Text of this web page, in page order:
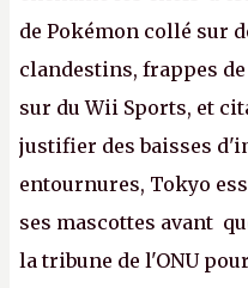
de Pokémon collé sur
clandestins, frappes
sur du Wii Sports, et
justifier des baisses
entournures, Tokyo
ses mascottes avant
la tribune de l'ONU